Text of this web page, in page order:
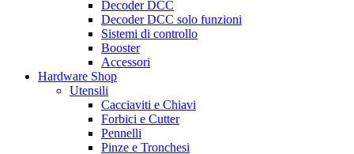
Decoder DCC
Decoder DCC solo funzioni
Sistemi di controllo
Booster
Accessori
Hardware Shop
Utensili
Cacciaviti e Chiavi
Forbici e Cutter
Pennelli
Pinze e Tronchesi